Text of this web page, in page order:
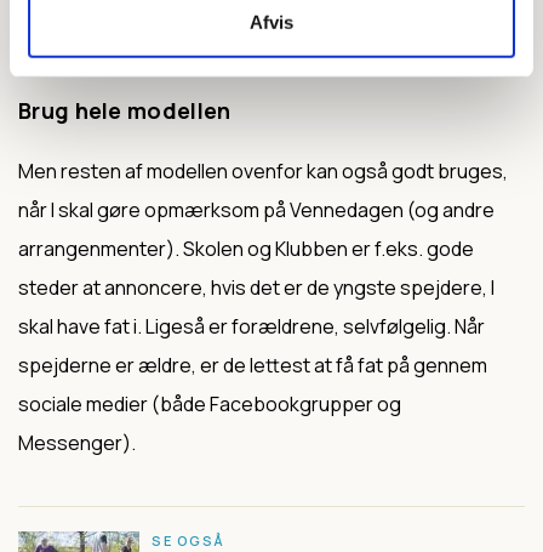
Afvis
og deres venner står i første række, når der skal deles
oplevelser fra spejderlivet.
Brug hele modellen
Men resten af modellen ovenfor kan også godt bruges,
når I skal gøre opmærksom på Vennedagen (og andre
arrangenmenter). Skolen og Klubben er f.eks. gode
steder at annoncere, hvis det er de yngste spejdere, I
skal have fat i. Ligeså er forældrene, selvfølgelig. Når
spejderne er ældre, er de lettest at få fat på gennem
sociale medier (både Facebookgrupper og
Messenger).
SE OGSÅ